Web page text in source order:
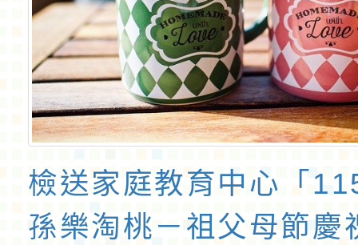
檢送家庭教育中心「
孫樂淘桃－祖父母節慶